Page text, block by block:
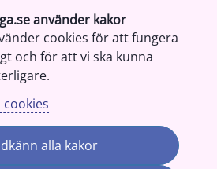
använder kakor
cookies för att fungera
och för att vi ska kunna
cookies
alla kakor